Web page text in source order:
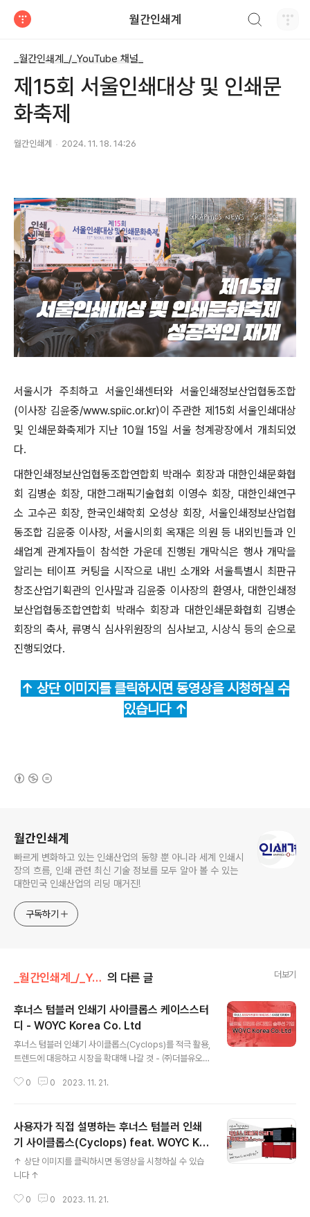
월간인쇄계
_월간인쇄계_/_YouTube 채널_
제15회 서울인쇄대상 및 인쇄문
화축제
월간인쇄계 2024. 11. 18. 14:26
서울시가 주최하고 서울인쇄센터와 서울인쇄정보산업협동조합
(이사장 김윤중/www.spiic.or.kr)이 주관한 제15회 서울인쇄대상
및 인쇄문화축제가 지난 10월 15일 서울 청계광장에서 개최되었
다.
대한인쇄정보산업협동조합연합회 박래수 회장과 대한인쇄문화협
회 김병순 회장, 대한그래픽기술협회 이영수 회장, 대한인쇄연구
소 고수곤 회장, 한국인쇄학회 오성상 회장, 서울인쇄정보산업협
동조합 김윤중 이사장, 서울시의회 옥재은 의원 등 내외빈들과 인
쇄업계 관계자들이 참석한 가운데 진행된 개막식은 행사 개막을
알리는 테이프 커팅을 시작으로 내빈 소개와 서울특별시 최판규
창조산업기획관의 인사말과 김윤중 이사장의 환영사, 대한인쇄정
보산업협동조합연합회 박래수 회장과 대한인쇄문화협회 김병순
회장의 축사, 류명식 심사위원장의 심사보고, 시상식 등의 순으로
진행되었다.
↑ 상단 이미지를 클릭하시면 동영상을 시청하실 수
있습니다 ↑
월간인쇄계
빠르게 변화하고 있는 인쇄산업의 동향 뿐 아니라 세계 인쇄시
장의 흐름, 인쇄 관련 최신 기술 정보를 모두 알아 볼 수 있는
대한민국 인쇄산업의 리딩 매거진!
구독하기
_월간인쇄계_/_YouTube 채널_ 의 다른 글 더보기
후너스 텀블러 인쇄기 사이클롭스 케이스스터
디 - WOYC Korea Co. Ltd
후너스 텀블러 인쇄기 사이클롭스(Cyclops)를 적극 활용,
트렌드에 대응하고 시장을 확대해 나갈 것 - ㈜더블유오와
n) 팀장 Q1. WOYC 회사소개 Q2. WOYC 풀필먼트 시스
계기와 최종 고객들의 반응 Q4. 개인화, 차별화된 제품 구
매에 대한 니즈를 충족할 수 있어, 고객들에게 좋은 반응을
얻고 있습니다. 이에 대한 자세한 설명 Q5. WOYC 플랫
폼은 작가들에게 고객들과의 접점을 다양화할 수 있다는
디지털 잉크젯 인쇄 기술을 활용해서 얼마만큼 시장을 확..
0 0 2023. 11. 21.
사용자가 직접 설명하는 후너스 텀블러 인쇄
기 사이클롭스(Cyclops) feat. WOYC Kor
ea Co. Ltd 안욱환 팀장
↑ 상단 이미지를 클릭하시면 동영상을 시청하실 수 있습
니다 ↑
0 0 2023. 11. 21.